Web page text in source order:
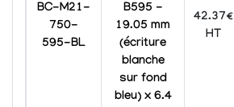
BC-M21-
750-
595-BL
B595 -
19.05 mm
(écriture
blanche
sur fond
bleu) x 6.4
42.37€
HT